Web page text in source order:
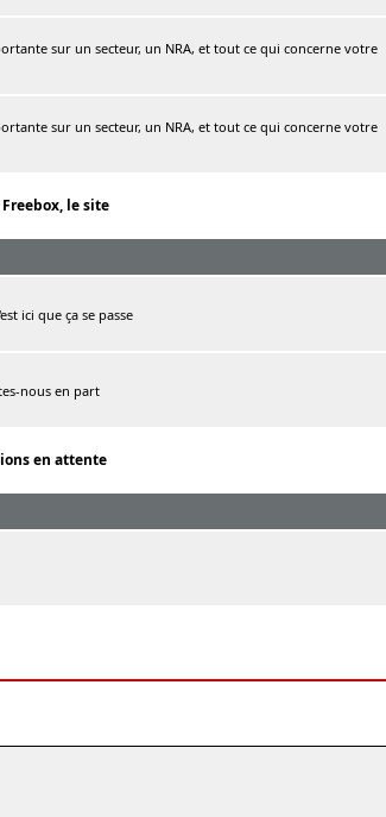
sur un secteur, un NRA, et tout ce qui concerne votre
sur un secteur, un NRA, et tout ce qui concerne votre
le site
ici que ça se passe
nous en part
en attente